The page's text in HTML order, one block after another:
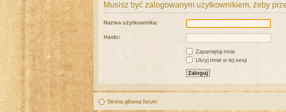
Musisz być zalogowanym użytkownikiem, żeby
Nazwa użytkownika:
Hasło:
Zapamiętaj mnie
Ukryj mnie w tej sesji
Strona główna forum